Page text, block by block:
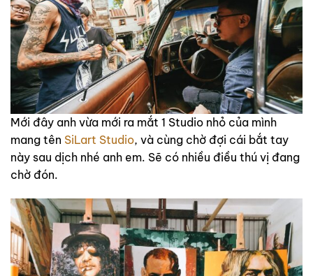
Mới đây anh vừa mới ra mắt 1 Studio nhỏ của mình
mang tên SiLart Studio, và cùng chờ đợi cái bắt tay
này sau dịch nhé anh em. Sẽ có nhiều điều thú vị đang
chờ đón.